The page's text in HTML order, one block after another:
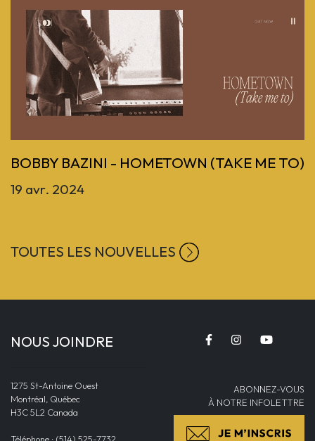
BOBBY BAZINI - HOMETOWN (TAKE ME TO)
19 avr. 2024
Previous
TOUTES LES NOUVELLES
NOUS JOINDRE
1275 St-Antoine Ouest
Montréal, Québec
H3C 5L2 Canada
Téléphone : (514) 525-7732
ABONNEZ-VOUS
À NOTRE INFOLETTRE